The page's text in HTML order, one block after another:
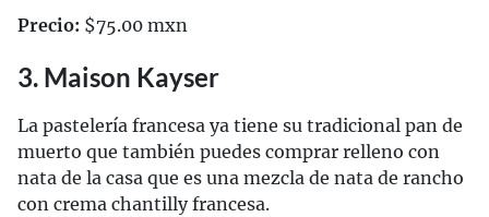
Precio: $75.00 mxn
3. Maison Kayser
La pastelería francesa ya tiene su tradicional pan de
muerto que también puedes comprar relleno con
nata de la casa que es una mezcla de nata de rancho
con crema chantilly francesa.